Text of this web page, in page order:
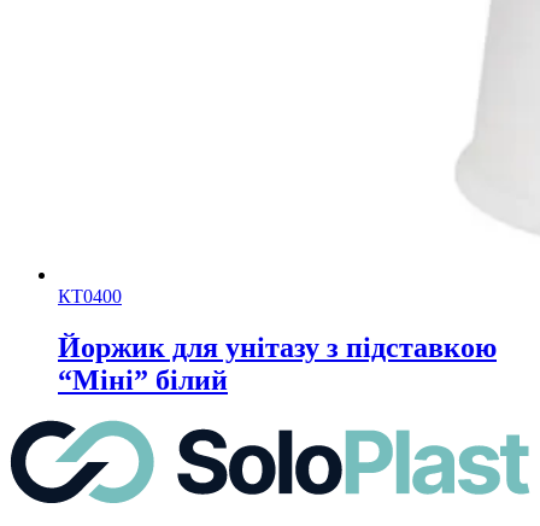
КТ0400
Йоржик для унітазу з підставкою
“Міні” білий